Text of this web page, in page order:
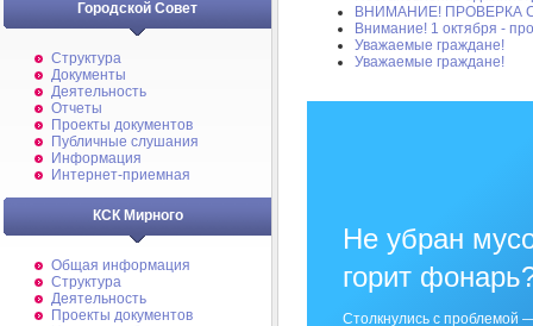
Городской Совет
Структура
Документы
Деятельность
Отчеты
Проекты документов
Публичные слушания
Информация
Интернет-приемная
КСК Мирного
Общая информация
Структура
Деятельность
Проекты документов
ВНИМАНИЕ!
Внимание! 1 октября -
Уважаемые граждане!
Уважаемые граждане!
Не убран
горит
Столкнулись с проблемой